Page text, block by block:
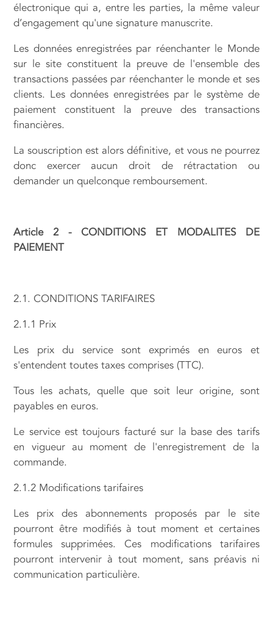
électronique qui a, entre les parties, la même valeur
d’engagement qu'une signature manuscrite.
Les données enregistrées par réenchanter le Monde
sur le site constituent la preuve de l'ensemble des
transactions passées par réenchanter le monde et ses
clients. Les données enregistrées par le système de
paiement constituent la preuve des transactions
financières.
La souscription est alors définitive, et vous ne pourrez
donc exercer aucun droit de rétractation ou
demander un quelconque remboursement.
Article 2 - CONDITIONS ET MODALITES DE
PAIEMENT
2.1. CONDITIONS TARIFAIRES
2.1.1 Prix
Les prix du service sont exprimés en euros et
s'entendent toutes taxes comprises (TTC).
Tous les achats, quelle que soit leur origine, sont
payables en euros.
Le service est toujours facturé sur la base des tarifs
en vigueur au moment de l'enregistrement de la
commande.
2.1.2 Modifications tarifaires
Les prix des abonnements proposés par le site
pourront être modifiés à tout moment et certaines
formules supprimées. Ces modifications tarifaires
pourront intervenir à tout moment, sans préavis ni
communication particulière.